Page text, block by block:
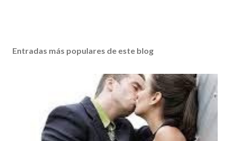
Entradas más populares de este blog